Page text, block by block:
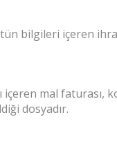
bilgileri içeren
içeren mal
dosyadır.